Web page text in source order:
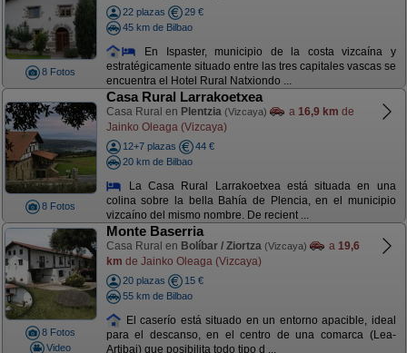
8 Fotos
22 plazas
29 €
45 km de Bilbao
En Ispaster, municipio de la costa vizcaína y
estratégicamente situado entre las tres capitales vascas se
encuentra el Hotel Rural Natxiondo ...
8 Fotos
Casa Rural Larrakoetxea
Casa Rural en Plentzia (Vizcaya) a 16,9 km de
Jainko Oleaga (Vizcaya)
12+7 plazas
44 €
20 km de Bilbao
La Casa Rural Larrakoetxea está situada en una
colina sobre la bella Bahía de Plencia, en el municipio
vizcaíno del mismo nombre. De recient ...
8 Fotos
Video
Monte Baserria
Casa Rural en Bolíbar / Ziortza (Vizcaya) a 19,6
km de Jainko Oleaga (Vizcaya)
20 plazas
15 €
55 km de Bilbao
El caserío está situado en un entorno apacible, ideal
para el descanso, en el centro de una comarca (Lea-
Artibai) que posibilita todo tipo d ...